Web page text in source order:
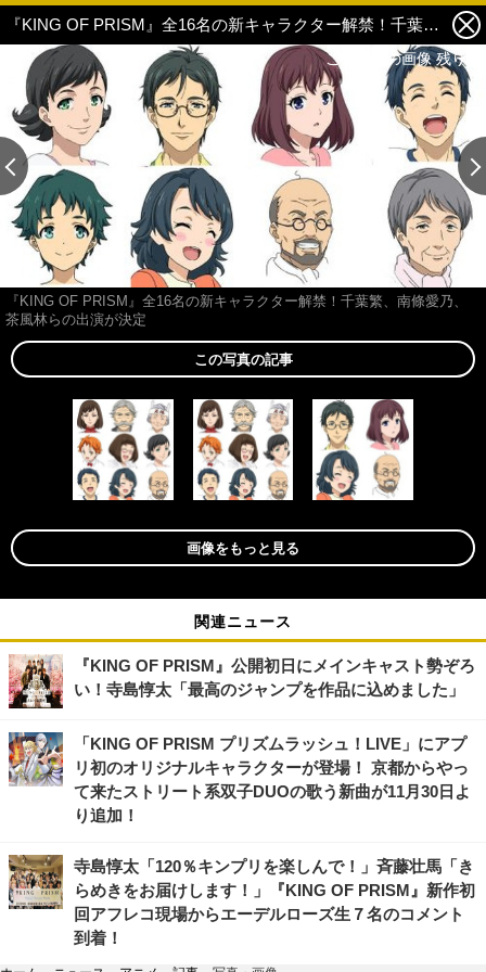
『KING OF PRISM』全16名の新キャラクター解禁！千葉繁、南條愛乃、茶風林らの出演が決定 3枚目の写真・画像
『KING OF PRISM』全16名の新キャラクター解禁！千葉繁、南條愛乃、
茶風林らの出演が決定
この記事の画像 残り2
この写真の記事
画像をもっと見る
関連ニュース
『KING OF PRISM』公開初日にメインキャスト勢ぞろ
い！寺島惇太「最高のジャンプを作品に込めました」
「KING OF PRISM プリズムラッシュ！LIVE」にアプ
リ初のオリジナルキャラクターが登場！ 京都からやっ
て来たストリート系双子DUOの歌う新曲が11月30日よ
り追加！
寺島惇太「120％キンプリを楽しんで！」斉藤壮馬「き
らめきをお届けします！」『KING OF PRISM』新作初
回アフレコ現場からエーデルローズ生７名のコメント
到着！
この記事の画像 残り2